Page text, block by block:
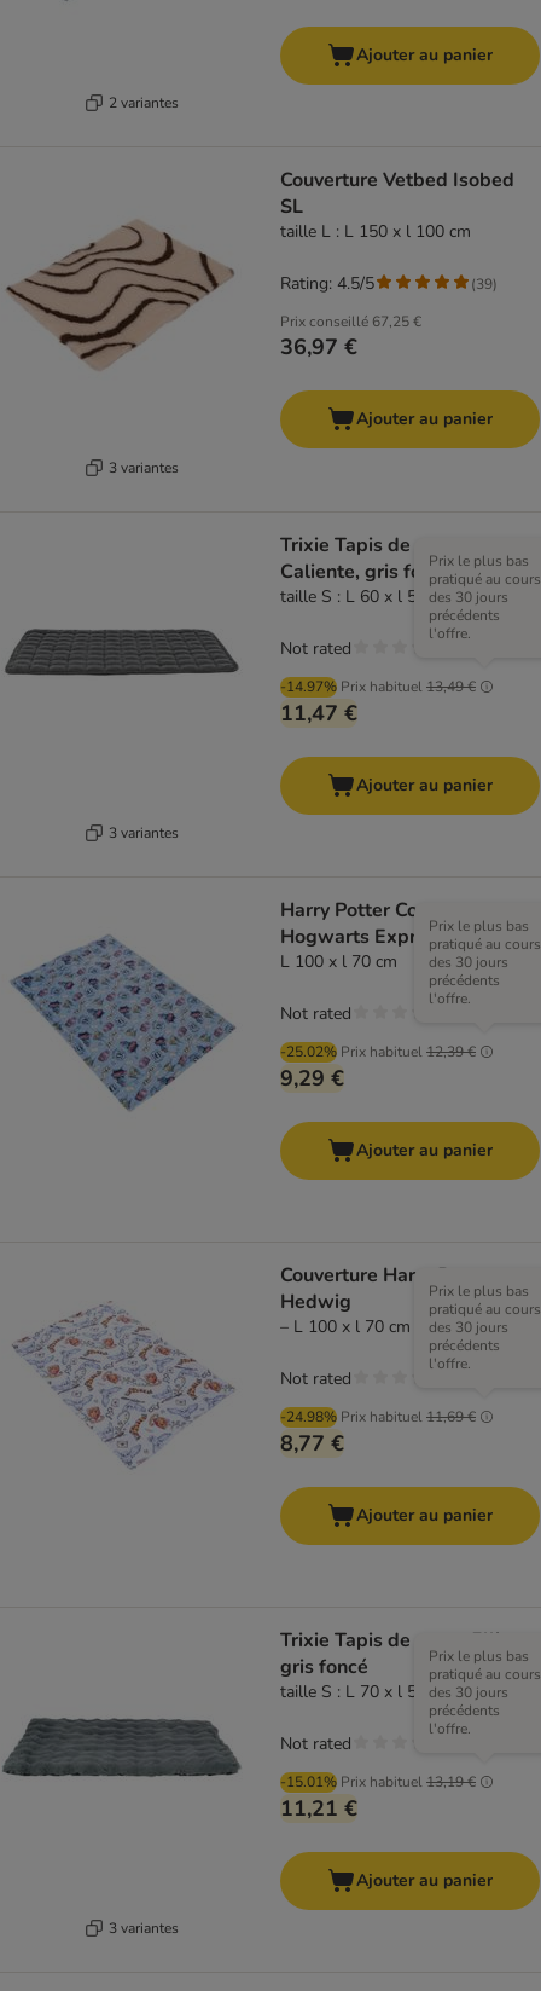
2 variantes
Ajouter au panier
3 variantes
Couverture Vetbed Isobed
SL
taille L : L 150 x l 100 cm
Prix conseillé 67,25 €
36,97 €
Rating: 4.5/5 (39)
Ajouter au panier
3 variantes
Trixie Tapis de repos
Caliente, gris foncé
taille S : L 60 x l 50 cm
-14.97% Prix habituel13,49 €
Prix le plus bas
pratiqué au cours
des 30 jours
précédents
l'offre.
11,47 €
Not rated
Ajouter au panier
Harry Potter Couverture
Hogwarts Express
L 100 x l 70 cm
-25.02% Prix habituel12,39 €
Prix le plus bas
pratiqué au cours
des 30 jours
précédents
l'offre.
9,29 €
Not rated
Ajouter au panier
Couverture Harry Potter
Hedwig
– L 100 x l 70 cm
-24.98% Prix habituel11,69 €
Prix le plus bas
pratiqué au cours
des 30 jours
précédents
l'offre.
8,77 €
Not rated
Ajouter au panier
3 variantes
Trixie Tapis de repos Elli,
gris foncé
taille S : L 70 x l 50 cm
-15.01% Prix habituel13,19 €
Prix le plus bas
pratiqué au cours
des 30 jours
précédents
l'offre.
11,21 €
Not rated
Ajouter au panier